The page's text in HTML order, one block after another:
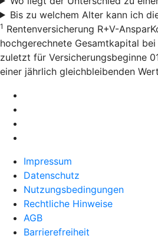
Bis zu welchem Alter kann ich
1 Rentenversicherung R+V-
hochgerechnete Gesamtkapital
zuletzt für Versicherungsbeginne
einer jährlich gleichbleibenden
Impressum
Datenschutz
Nutzungsbedingungen
Rechtliche Hinweise
AGB
Barrierefreiheit